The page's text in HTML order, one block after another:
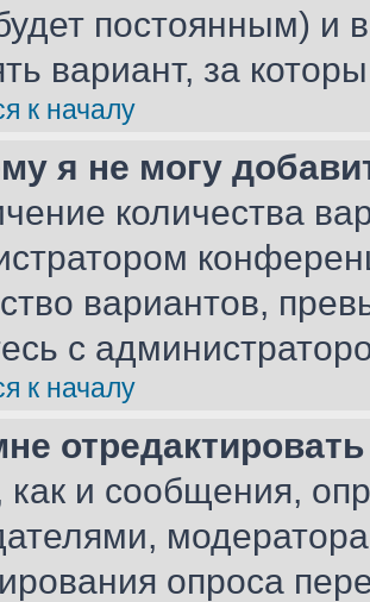
постоянным) и
вариант, за
к началу
я не могу
количества
вариантов,
с
к началу
как и сообщения,
опроса